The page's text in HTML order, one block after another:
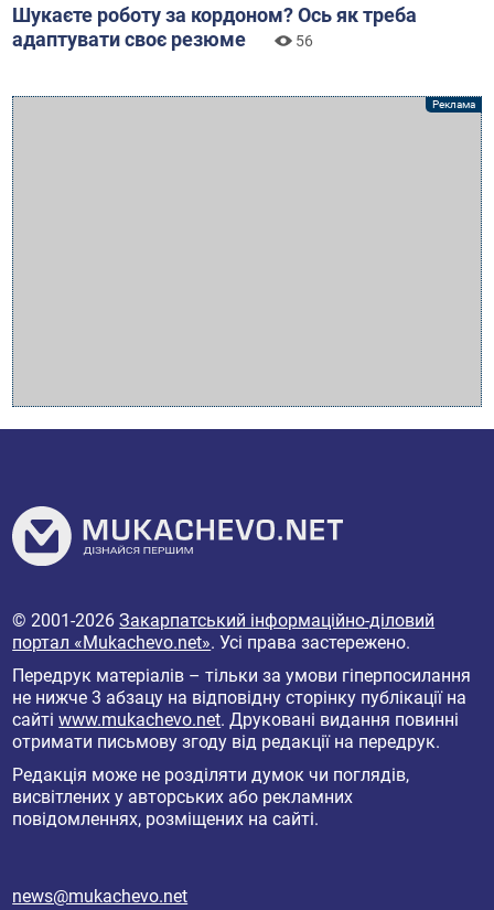
Шукаєте роботу за кордоном? Ось як треба
адаптувати своє резюме
56
© 2001-2026Закарпатський інформаційно-діловий
портал «Mukachevo.net». Усі права застережено.
Передрук матеріалів – тільки за умови гіперпосилання
не нижче 3 абзацу на відповідну сторінку публікації на
сайтіwww.mukachevo.net. Друковані видання повинні
отримати письмову згоду від редакції на передрук.
Редакція може не розділяти думок чи поглядів,
висвітлених у авторських або рекламних
повідомленнях, розміщених на сайті.
news@mukachevo.net